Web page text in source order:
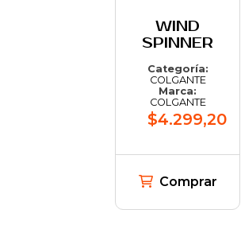
WIND
SPINNER
Categoría:
COLGANTE
Marca:
COLGANTE
$4.299,20
Comprar